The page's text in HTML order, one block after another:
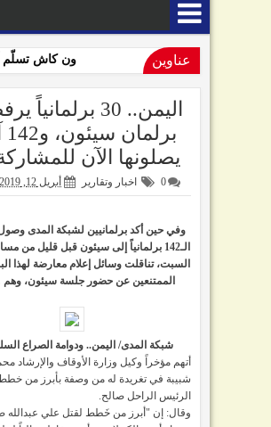
عناوين
ون كاش تسلّم
09:01 AM
اليمن.. 30
يصلونها الآن
0 اخبار وتقارير أبريل 12, 2019
وفي حين أكد برلمانيين لشبكة المدى
الـ142 برلمانياً إلى سيئون قبل قليل من
السبت، تناقلت وسائل إعلام معارضة لهذا
الممتنعين عن حضور جلسة سيئون،
شبكة المدى/ اليمن.. ودوامة الصراع
أتهم مؤخراً وكيل وزارة الأوقاف والإرشاد
شبيبة في تغريدة له من وصفة بأبرز من
الرئيس الراحل صالح.
وقال: إن "أبرز من خَطط لقتل علي عبدالله